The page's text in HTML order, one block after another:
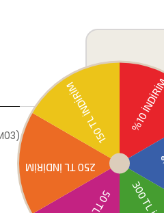
Ödeme Seçenekleri